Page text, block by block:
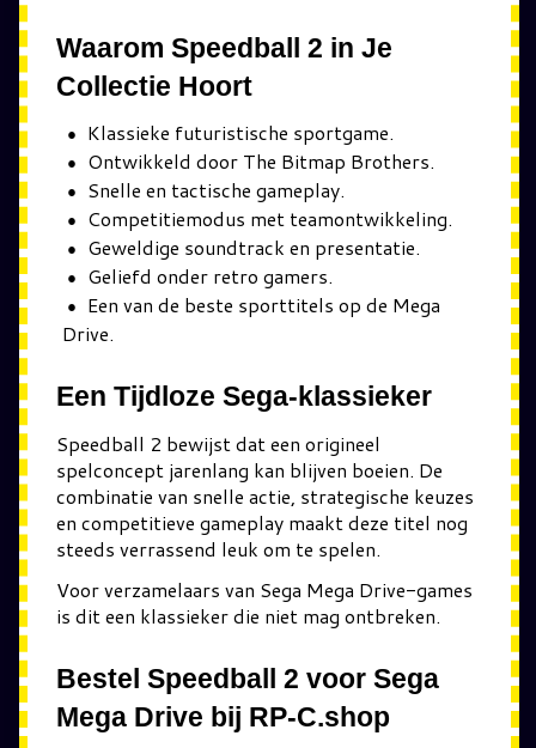
Waarom Speedball 2 in Je
Collectie Hoort
Klassieke futuristische sportgame.
Ontwikkeld door The Bitmap Brothers.
Snelle en tactische gameplay.
Competitiemodus met teamontwikkeling.
Geweldige soundtrack en presentatie.
Geliefd onder retro gamers.
Een van de beste sporttitels op de Mega
Drive.
Een Tijdloze Sega-klassieker
Speedball 2 bewijst dat een origineel
spelconcept jarenlang kan blijven boeien. De
combinatie van snelle actie, strategische keuzes
en competitieve gameplay maakt deze titel nog
steeds verrassend leuk om te spelen.
Voor verzamelaars van Sega Mega Drive-games
is dit een klassieker die niet mag ontbreken.
Bestel Speedball 2 voor Sega
Mega Drive bij RP-C.shop